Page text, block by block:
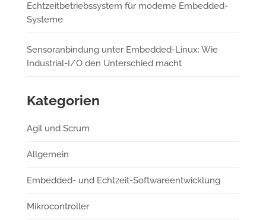
Echtzeitbetriebssystem für moderne Embedded-
Systeme
Sensoranbindung unter Embedded-Linux: Wie
Industrial-I/O den Unterschied macht
Kategorien
Agil und Scrum
Allgemein
Embedded- und Echtzeit-Softwareentwicklung
Mikrocontroller